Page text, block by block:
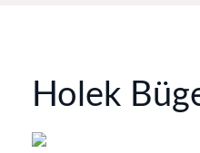
Holek
Bügelsysteme
Zubehör